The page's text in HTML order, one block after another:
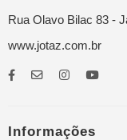
Rua Olavo Bilac 83 -
www.jotaz.com.br
Informações